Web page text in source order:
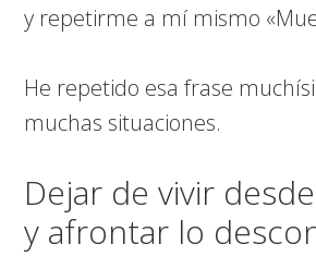
y repetirme a mí mismo
He repetido esa frase
muchas situaciones.
Dejar de vivir
y afrontar lo